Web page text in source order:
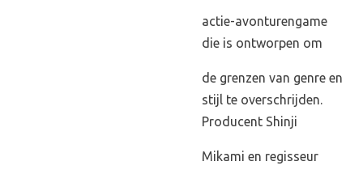
actie-avonturengame
die is ontworpen om
de grenzen van genre en
stijl te overschrijden.
Producent Shinji
Mikami en regisseur